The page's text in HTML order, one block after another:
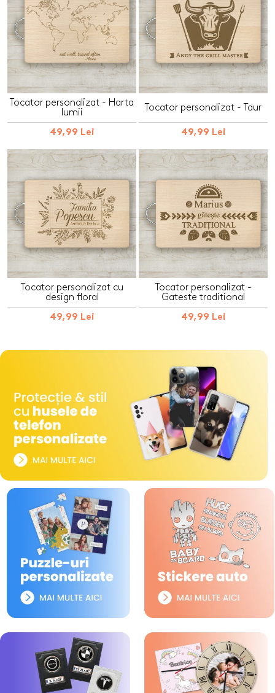
Tocator personalizat - Harta
lumii
49,99 Lei
Tocator personalizat - Taur
49,99 Lei
Tocator personalizat cu
design floral
49,99 Lei
Tocator personalizat -
Gateste traditional
49,99 Lei